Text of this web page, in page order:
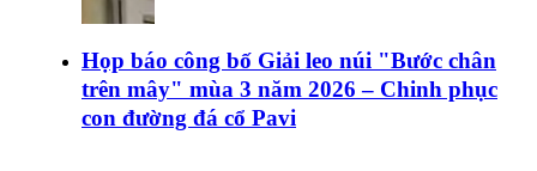
Họp báo công bố Giải leo núi "Bước chân
trên mây" mùa 3 năm 2026 – Chinh phục
con đường đá cổ Pavi